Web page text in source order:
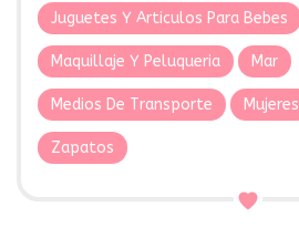
Juguetes Y Articulos Para Bebes
Maquillaje Y Peluqueria Mar
Medios De Transporte Mujeres
Zapatos